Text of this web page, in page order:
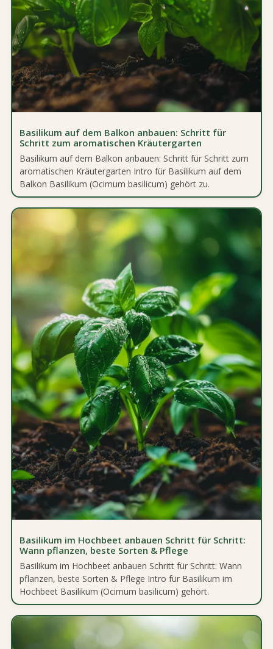
Basilikum auf dem Balkon anbauen: Schritt für
Schritt zum aromatischen Kräutergarten
Basilikum auf dem Balkon anbauen: Schritt für Schritt zum
aromatischen Kräutergarten Intro für Basilikum auf dem
Balkon Basilikum (Ocimum basilicum) gehört zu.
Basilikum im Hochbeet anbauen Schritt für Schritt:
Wann pflanzen, beste Sorten & Pflege
Basilikum im Hochbeet anbauen Schritt für Schritt: Wann
pflanzen, beste Sorten & Pflege Intro für Basilikum im
Hochbeet Basilikum (Ocimum basilicum) gehört.